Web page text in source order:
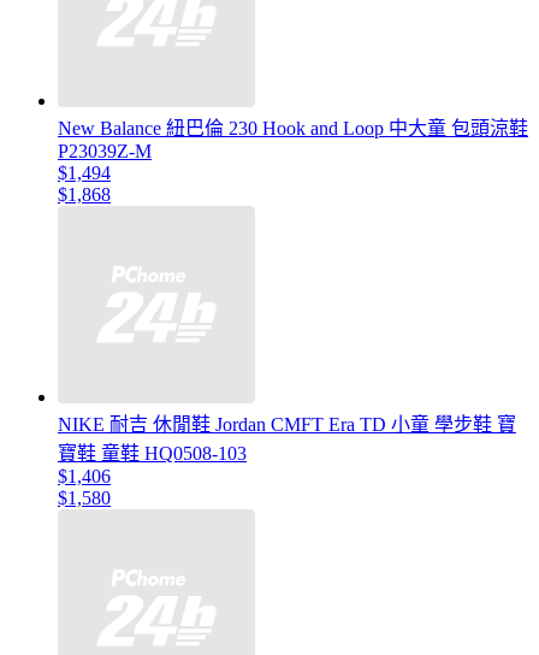
New Balance 紐巴倫 230 Hook and Loop 中大童 包頭涼鞋
P23039Z-M
$1,494
$1,868
NIKE 耐吉 休閒鞋 Jordan CMFT Era TD 小童 學步鞋 寶
寶鞋 童鞋 HQ0508-103
$1,406
$1,580